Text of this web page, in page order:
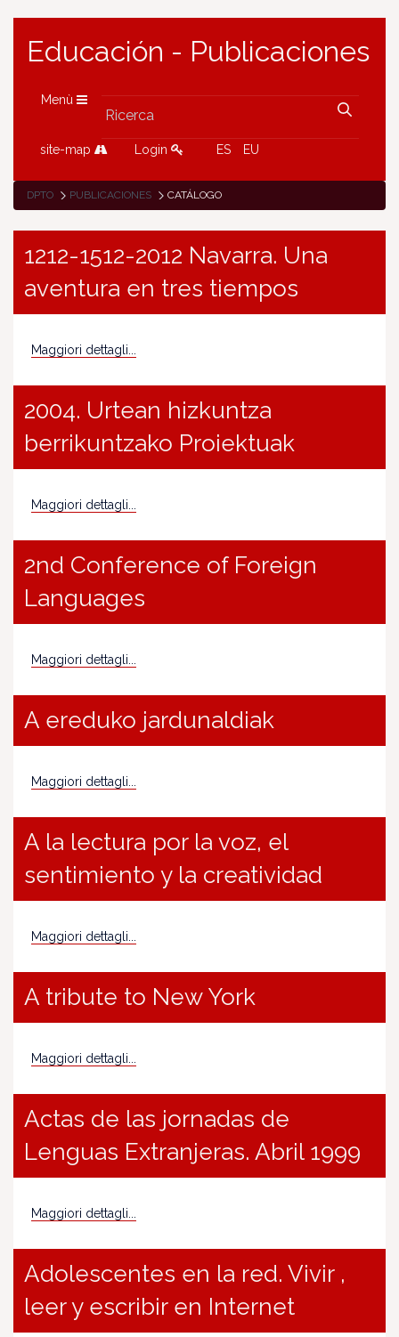
Educación - Publicaciones
Menù
site-map Login ES EU
DPTO PUBLICACIONES CATÁLOGO
1212-1512-2012 Navarra. Una
aventura en tres tiempos
Maggiori dettagli...
2004. Urtean hizkuntza
berrikuntzako Proiektuak
Maggiori dettagli...
2nd Conference of Foreign
Languages
Maggiori dettagli...
A ereduko jardunaldiak
Maggiori dettagli...
A la lectura por la voz, el
sentimiento y la creatividad
Maggiori dettagli...
A tribute to New York
Maggiori dettagli...
Actas de las jornadas de
Lenguas Extranjeras. Abril 1999
Maggiori dettagli...
Adolescentes en la red. Vivir ,
leer y escribir en Internet